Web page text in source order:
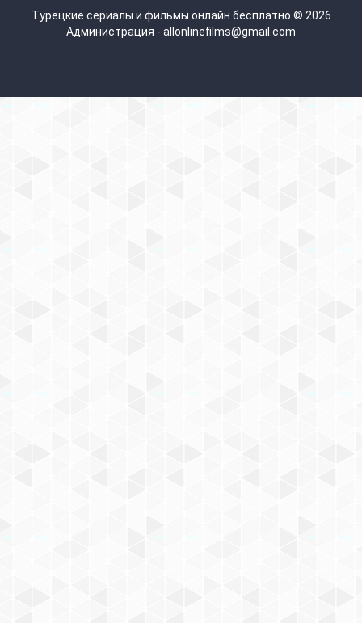
Турецкие сериалы и фильмы онлайн бесплатно © 2026
Администрация - allonlinefilms@gmail.com